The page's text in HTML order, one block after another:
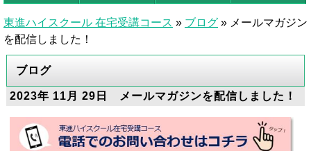
東進ハイスクール 在宅受講コース » ブログ » メールマガジン
を配信しました！
ブログ
2023年 11月 29日 メールマガジンを配信しました！